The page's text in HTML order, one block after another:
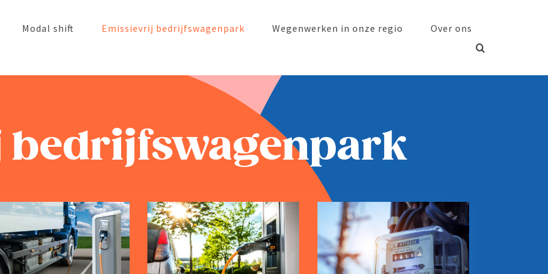
Modal shift Emissievrij bedrijfs­wa­genpark Wegen­werken in onze regio Over ons
bedrijfs­wa­genpark